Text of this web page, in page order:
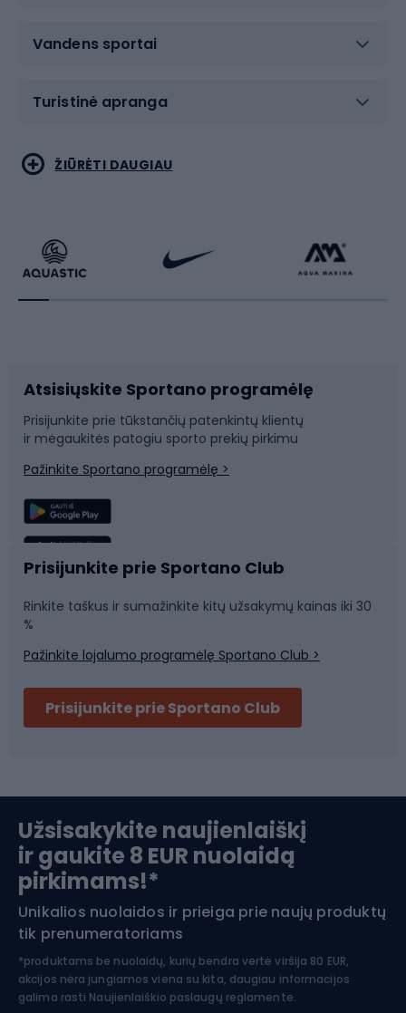
Vandens sportai
Turistinė apranga
Bėgimas
Dviratininkų apranga
Dviračių dalys
Laipiojimas
Žvejyba
Sportinė medicina
Koviniai sportai
Rakečių sportas
Rogutės ir čiuožynės
Snieglenčių sportas
Plaukimas
Komandinis sportas
Slidinėjimas
Apranga žiemos sportui
Šiaurietiškas ėjimas
ŽIŪRĖTI DAUGIAU
Atsisiųskite Sportano programėlę
Prisijunkite prie tūkstančių patenkintų klientų
ir mėgaukitės patogiu sporto prekių pirkimu
Pažinkite Sportano programėlę >
Prisijunkite prie Sportano Club
Rinkite taškus ir sumažinkite kitų užsakymų kainas iki 30
%
Pažinkite lojalumo programėlę Sportano Club >
Prisijunkite prie Sportano Club
Užsisakykite naujienlaiškį
ir gaukite 8 EUR nuolaidą
pirkimams!*
Unikalios nuolaidos ir prieiga prie naujų produktų
tik prenumeratoriams
*produktams be nuolaidų, kurių bendra vertė viršija 80 EUR,
akcijos nėra jungiamos viena su kita, daugiau informacijos
galima rasti Naujienlaiškio paslaugų reglamente.